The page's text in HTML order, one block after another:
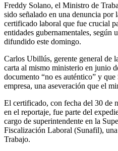
Freddy Solano, el Ministro de
sido señalado en una denuncia por
certificado laboral que fue crucial
entidades gubernamentales, según
difundido este domingo.
Carlos Ubillús, gerente general de
carta al mismo ministerio en junio
documento “no es auténtico” y
empresa, una aseveración que el
El certificado, con fecha del 30 de
en el reportaje, fue parte del
cargo de superintendente en la
Fiscalización Laboral (Sunafil),
Trabajo.